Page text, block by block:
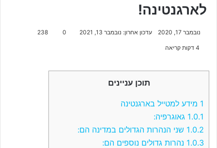
לארגנטינה!
נובמבר 17, 2020 עדכון אחרון: נובמבר 13, 2021 0
238
תוכן עניינים
1 מידע למטייל בארגנטינה
1.0.1 גאוגרפיה:
1.0.2 שני הנהרות הגדולים במדינה הם:
1.0.3 נהרות גדולים נוספים הם: